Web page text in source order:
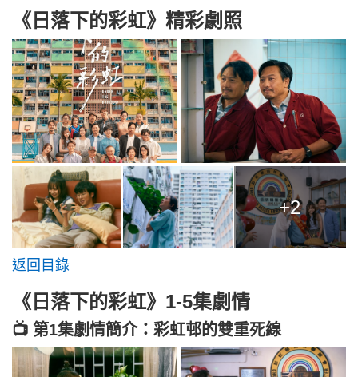
《日落下的彩虹》精彩劇照
+2
返回目錄
《日落下的彩虹》1-5集劇情
📺 第1集劇情簡介：彩虹邨的雙重死線